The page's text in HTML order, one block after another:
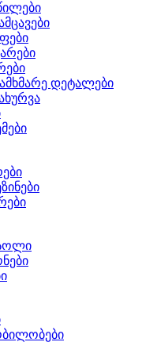
დეტალები